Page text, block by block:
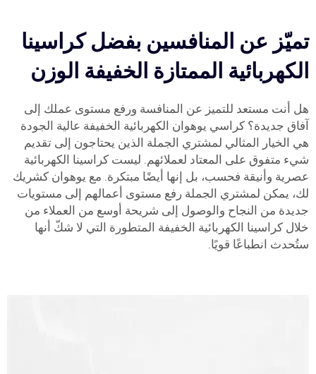
تميّز عن المنافسين بفضل كراسينا
الكهربائية الممتازة الخفيفة الوزن
هل أنت مستعد للتميز عن المنافسة ورفع مستوى عملك إلى
آفاق جديدة؟ كراسي يوهوان الكهربائية الخفيفة عالية الجودة
هي الخيار المثالي لمشتري الجملة الذين يحتاجون إلى تقديم
شيء متفوق على المعتاد لعملائهم. ليست كراسينا الكهربائية
عصرية وأنيقة فحسب، بل إنها أيضًا مبتكرة. مع يوهوان كشريك
لك، يمكن لمشتري الجملة رفع مستوى أعمالهم إلى مستويات
جديدة من النجاح والوصول إلى شريحة أوسع من العملاء من
خلال كراسينا الكهربائية الخفيفة المتطورة التي لا شكّ أنها
ستُحدث انطباعًا قويًا.